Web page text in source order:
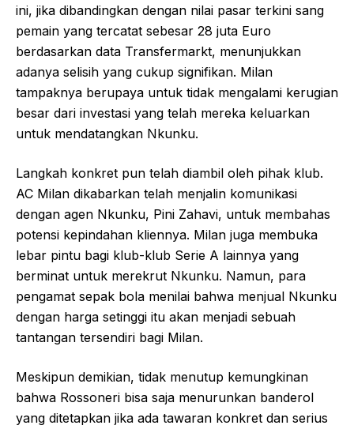
ini, jika dibandingkan dengan nilai pasar terkini sang
pemain yang tercatat sebesar 28 juta Euro
berdasarkan data Transfermarkt, menunjukkan
adanya selisih yang cukup signifikan. Milan
tampaknya berupaya untuk tidak mengalami kerugian
besar dari investasi yang telah mereka keluarkan
untuk mendatangkan Nkunku.
Langkah konkret pun telah diambil oleh pihak klub.
AC Milan dikabarkan telah menjalin komunikasi
dengan agen Nkunku, Pini Zahavi, untuk membahas
potensi kepindahan kliennya. Milan juga membuka
lebar pintu bagi klub-klub Serie A lainnya yang
berminat untuk merekrut Nkunku. Namun, para
pengamat sepak bola menilai bahwa menjual Nkunku
dengan harga setinggi itu akan menjadi sebuah
tantangan tersendiri bagi Milan.
Meskipun demikian, tidak menutup kemungkinan
bahwa Rossoneri bisa saja menurunkan banderol
yang ditetapkan jika ada tawaran konkret dan serius